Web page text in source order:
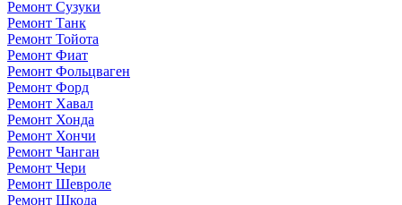
Ремонт Сузуки
Ремонт Танк
Ремонт Тойота
Ремонт Фиат
Ремонт Фольцваген
Ремонт Форд
Ремонт Хавал
Ремонт Хонда
Ремонт Хончи
Ремонт Чанган
Ремонт Чери
Ремонт Шевроле
Ремонт Шкода